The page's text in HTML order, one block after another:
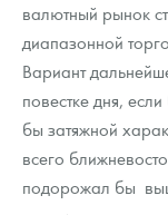
валютный рынок
диапазонной
Вариант
повестке дня,
бы затяжной
всего
подорожал бы